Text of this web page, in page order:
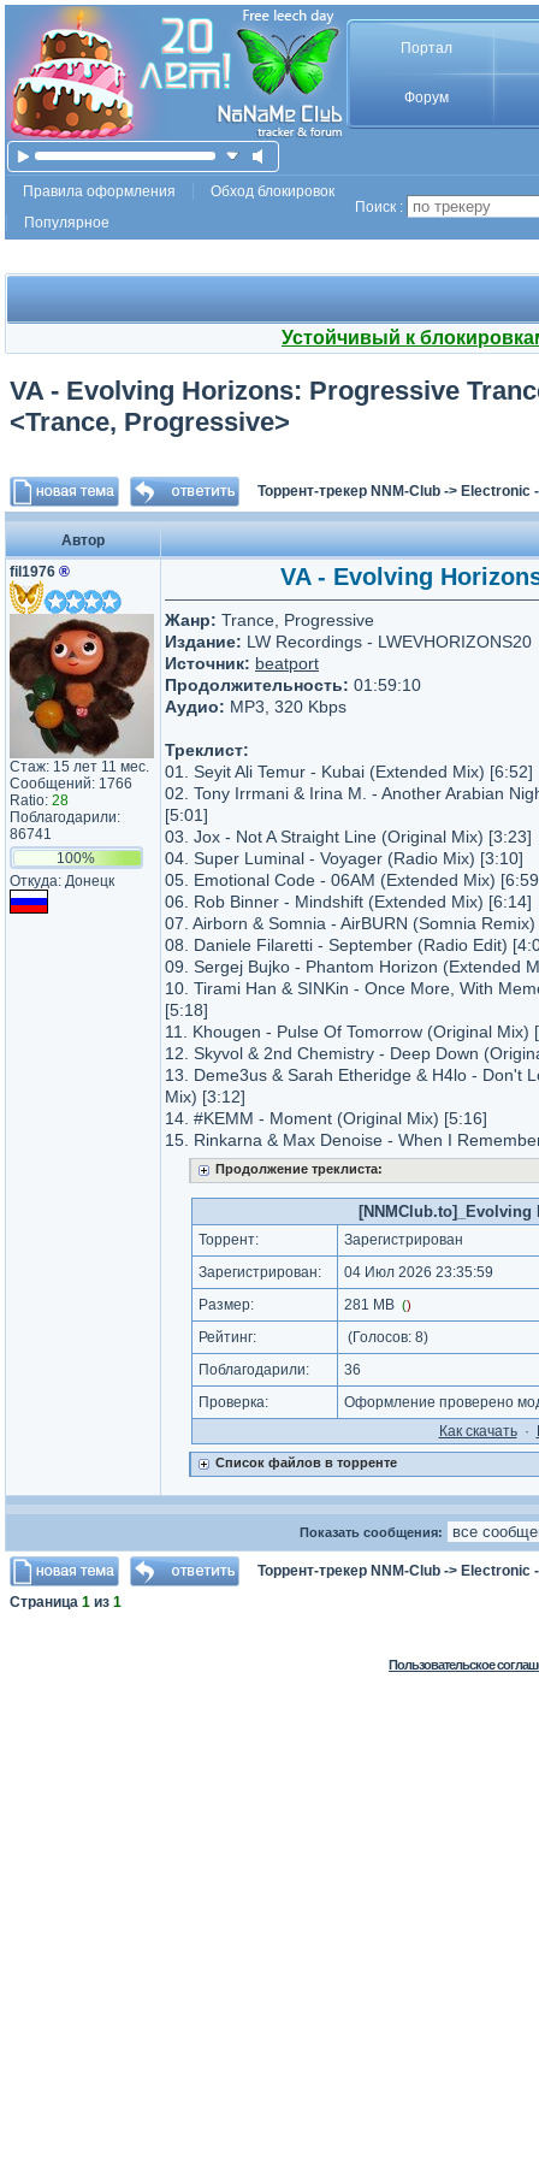
Портал
Форум
Правила оформления
Обход блокировок
Популярное
Поиск :
Устойчивый к
VA - Evolving Horizons: Progressive
<Trance, Progressive>
Торрент-трекер NNM-Club -> Electronic
Автор
fil1976 ®
Стаж: 15 лет 11 мес.
Сообщений: 1766
Ratio: 28
Поблагодарили:
86741
100%
Откуда: Донецк
VA - Evolving
Жанр: Trance, Progressive
Издание: LW Recordings - LWEVHORIZONS20
Источник: beatport
Продолжительность: 01:59:10
Аудио: MP3, 320 Kbps
Треклист:
01. Seyit Ali Temur - Kubai (Extended Mix) [6:52]
02. Tony Irrmani & Irina M. - Another Arabian
[5:01]
03. Jox - Not A Straight Line (Original Mix) [3:23]
04. Super Luminal - Voyager (Radio Mix) [3:10]
05. Emotional Code - 06AM (Extended Mix)
06. Rob Binner - Mindshift (Extended Mix) [6:14]
07. Airborn & Somnia - AirBURN (Somnia
08. Daniele Filaretti - September (Radio Edit)
09. Sergej Bujko - Phantom Horizon (Extended
10. Tirami Han & SINKin - Once More, With
[5:18]
11. Khougen - Pulse Of Tomorrow (Original Mix)
12. Skyvol & 2nd Chemistry - Deep Down
13. Deme3us & Sarah Etheridge & H4lo - Don't
Mix) [3:12]
14. #KEMM - Moment (Original Mix) [5:16]
15. Rinkarna & Max Denoise - When I
Продолжение треклиста:
Торрент:
Зарегистрирован
Зарегистрирован:
04 Июл 2026 23:35:59
Размер:
281 MB ()
Рейтинг: (Голосов: 8)
Поблагодарили:
36
Проверка:
Оформление проверено
Как cкачать·
Список файлов в торренте
Показать сообщения:
Торрент-трекер NNM-Club -> Electronic
Страница 1 из 1
Пользовательское